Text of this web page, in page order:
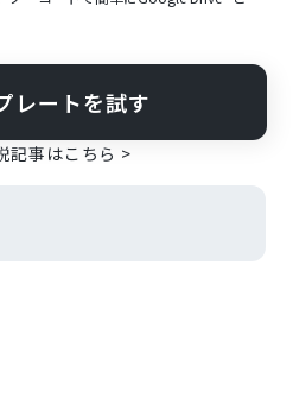
レートを試す
記事はこちら >